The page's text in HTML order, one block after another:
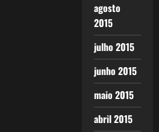
agosto
2015
julho 2015
junho 2015
maio 2015
abril 2015